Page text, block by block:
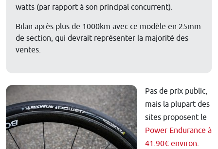
watts (par rapport à son principal concurrent).
Bilan après plus de 1000km avec ce modèle en 25mm
de section, qui devrait représenter la majorité des
ventes.
Pas de prix public,
mais la plupart des
sites proposent le
Power Endurance à
41.90€ environ.